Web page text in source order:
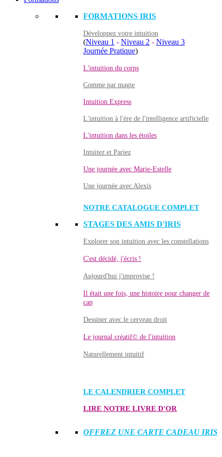
FORMATIONS IRIS
Développez votre intuition
(Niveau 1 - Niveau 2 - Niveau 3
Journée Pratique)
L'intuition du corps
Comme par magie
Intuition Express
L'intuition à l'ère de l'intelligence artificielle
L'intuition dans les étoiles
Intuitez et Pariez
Une journée avec Marie-Estelle
Une journée avec Alexis
NOTRE CATALOGUE COMPLET
STAGES DES AMIS D'IRIS
Explorer son intuition avec les constellations
C'est décidé, j'écris !
Aujourd'hui j'improvise !
Il était une fois, une histoire pour changer de
cap
Dessiner avec le cerveau droit
Le journal créatif© de l'intuition
Naturellement intuitif
LE CALENDRIER COMPLET
LIRE NOTRE LIVRE D'OR
OFFREZ UNE CARTE CADEAU IRIS